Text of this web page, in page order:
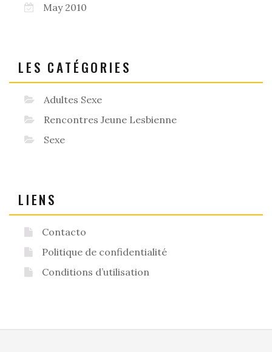
May 2010
LES CATÉGORIES
Adultes Sexe
Rencontres Jeune Lesbienne
Sexe
LIENS
Contacto
Politique de confidentialité
Conditions d’utilisation